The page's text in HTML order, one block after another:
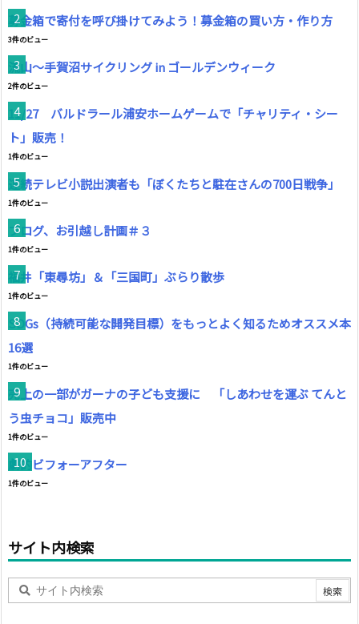
募金箱で寄付を呼び掛けてみよう！募金箱の買い方・作り方
3件のビュー
流山～手賀沼サイクリング in ゴールデンウィーク
2件のビュー
11/27 バルドラール浦安ホームゲームで「チャリティ・シー
ト」販売！
1件のビュー
連続テレビ小説出演者も「ぼくたちと駐在さんの700日戦争」
1件のビュー
ブログ、お引越し計画＃３
1件のビュー
福井「東尋坊」＆「三国町」ぶらり散歩
1件のビュー
SDGs（持続可能な開発目標）をもっとよく知るためオススメ本
16選
1件のビュー
売上の一部がガーナの子ども支援に 「しあわせを運ぶ てんと
う虫チョコ」販売中
1件のビュー
劇的ビフォーアフター
1件のビュー
サイト内検索